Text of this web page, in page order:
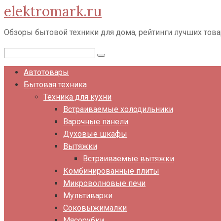
Перейти
к
контенту
elektromark.ru
Обзоры бытовой техники для дома, рейтинги лучших
Автотовары
Бытовая техника
Техника для кухни
Встраиваемые холодильники
Варочные панели
Духовые шкафы
Вытяжки
Встраиваемые вытяжки
Комбинированные плиты
Микроволновые печи
Мультиварки
Соковыжималки